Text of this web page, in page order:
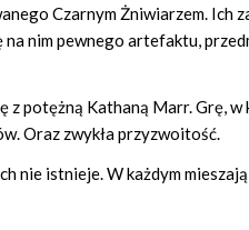
Czarnym Żniwiarzem. Ich
na nim pewnego artefaktu,
z potężną Kathaną Marr. Grę,
Oraz zwykła przyzwoitość.
nie istnieje. W każdym